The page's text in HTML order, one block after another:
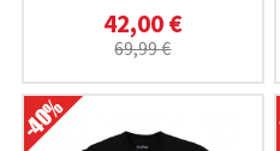
42,00 €
69,99 €